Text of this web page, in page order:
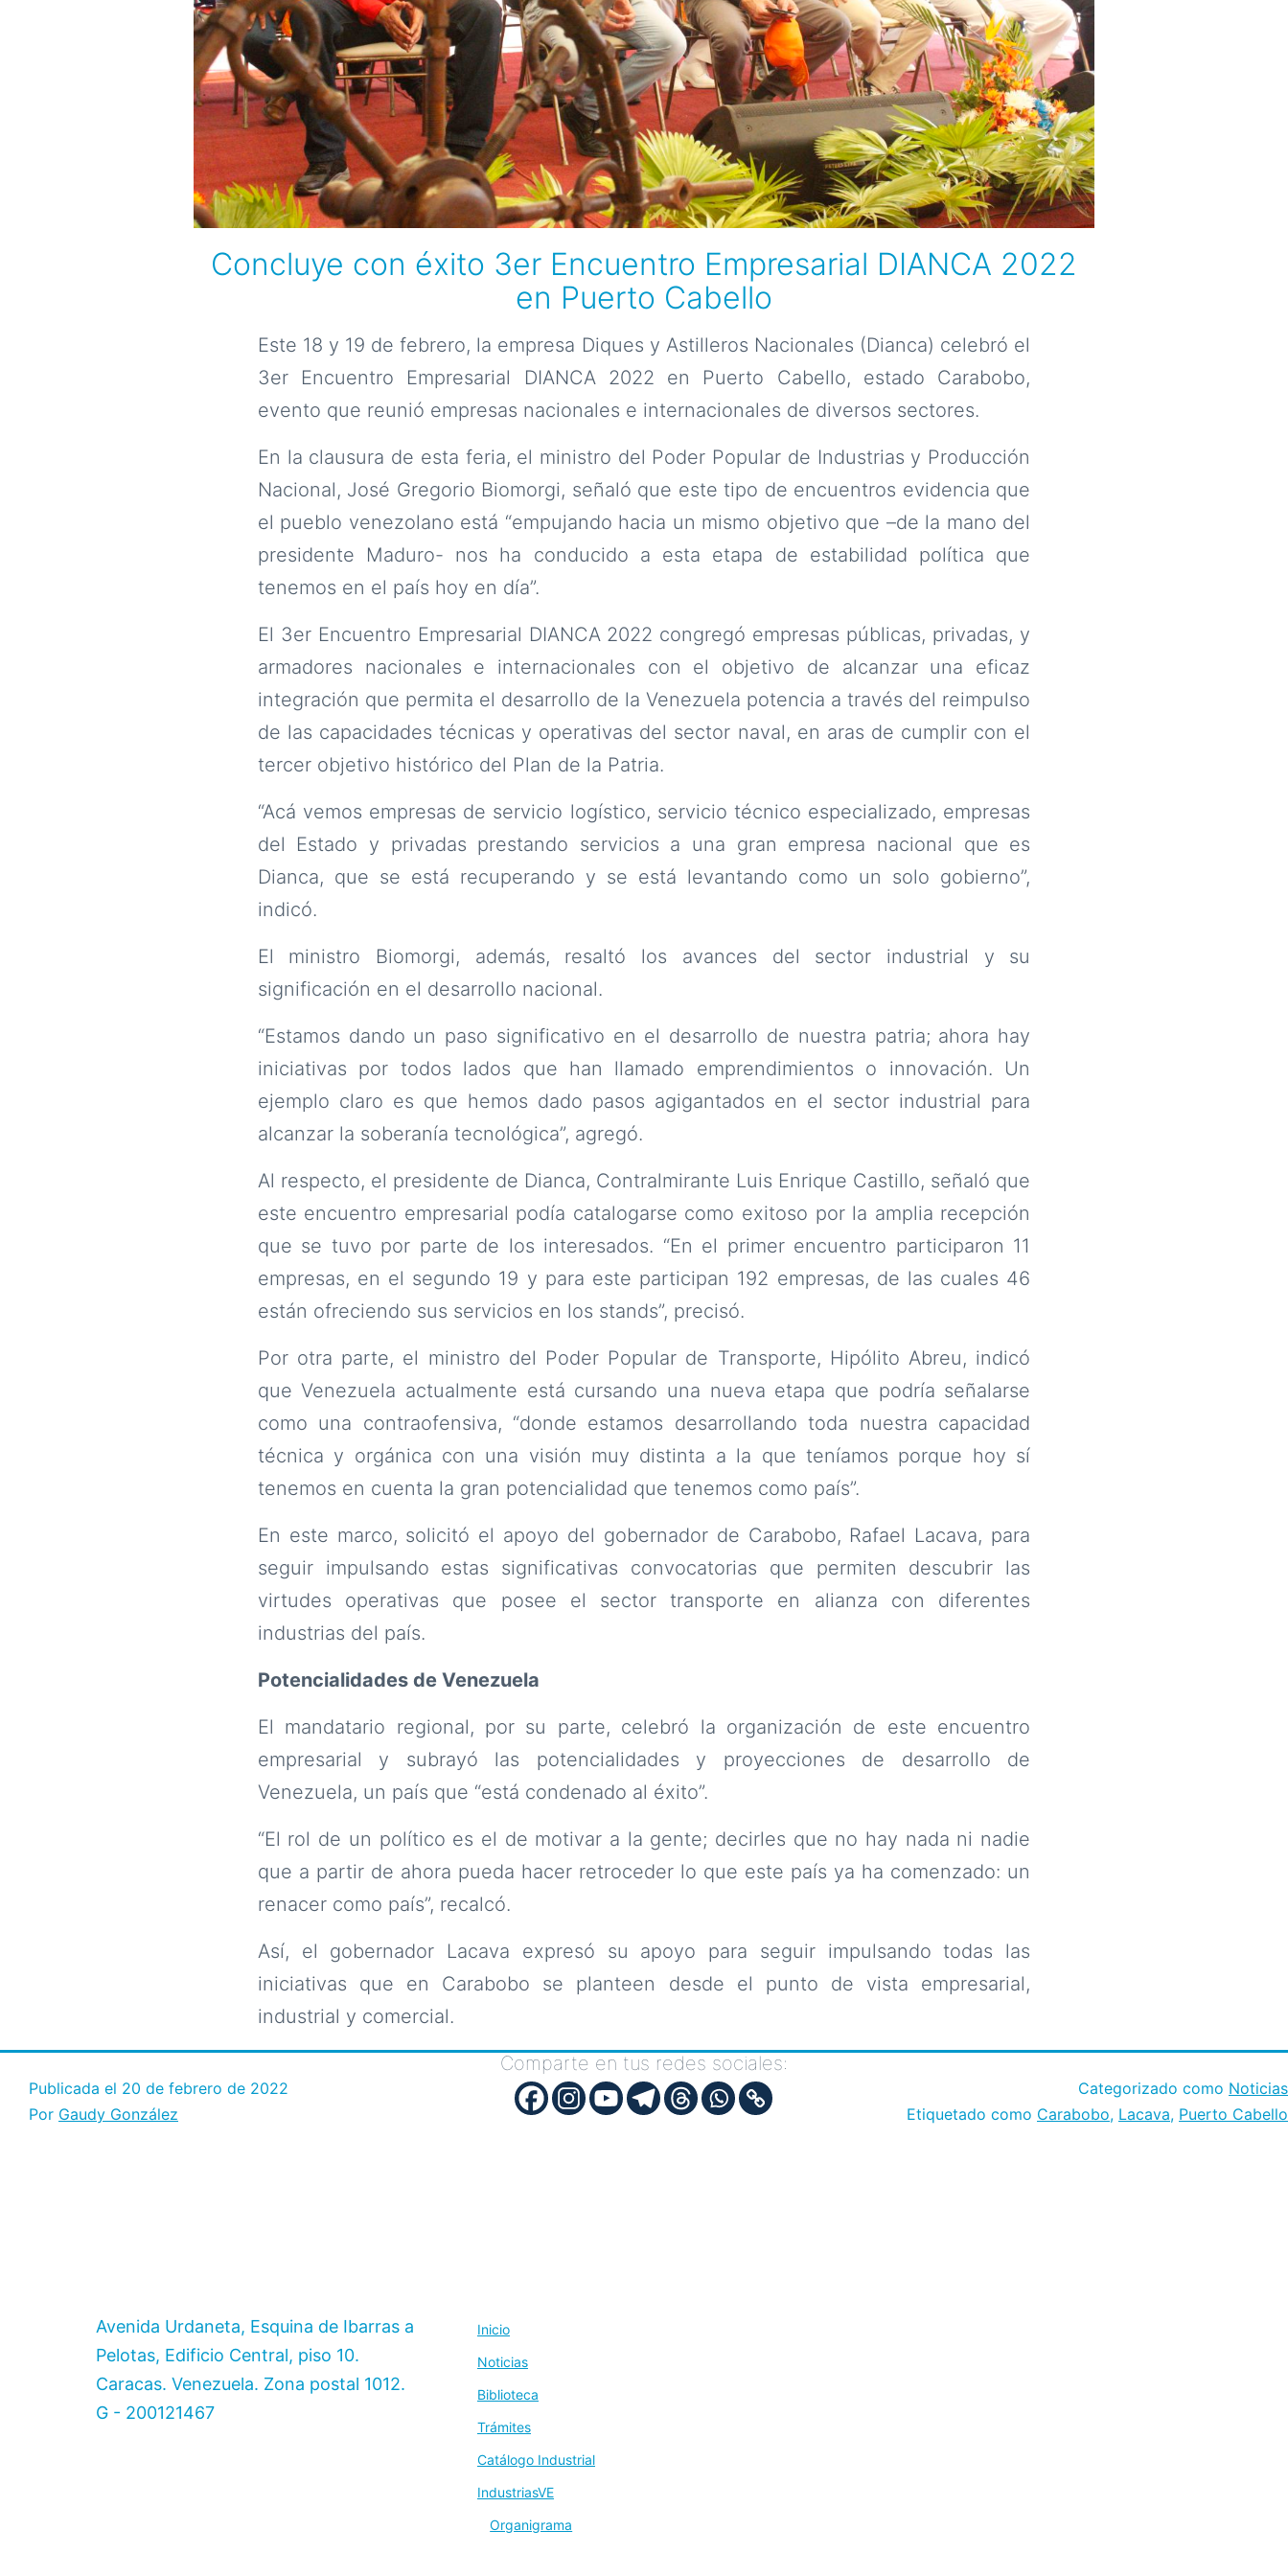
Concluye con éxito 3er Encuentro Empresarial DIANCA 2022
en Puerto Cabello
Este 18 y 19 de febrero, la empresa Diques y Astilleros Nacionales (Dianca) celebró el
3er Encuentro Empresarial DIANCA 2022 en Puerto Cabello, estado Carabobo,
evento que reunió empresas nacionales e internacionales de diversos sectores.
En la clausura de esta feria, el ministro del Poder Popular de Industrias y Producción
Nacional, José Gregorio Biomorgi, señaló que este tipo de encuentros evidencia que
el pueblo venezolano está “empujando hacia un mismo objetivo que –de la mano del
presidente Maduro- nos ha conducido a esta etapa de estabilidad política que
tenemos en el país hoy en día”.
El 3er Encuentro Empresarial DIANCA 2022 congregó empresas públicas, privadas, y
armadores nacionales e internacionales con el objetivo de alcanzar una eficaz
integración que permita el desarrollo de la Venezuela potencia a través del reimpulso
de las capacidades técnicas y operativas del sector naval, en aras de cumplir con el
tercer objetivo histórico del Plan de la Patria.
“Acá vemos empresas de servicio logístico, servicio técnico especializado, empresas
del Estado y privadas prestando servicios a una gran empresa nacional que es
Dianca, que se está recuperando y se está levantando como un solo gobierno”,
indicó.
El ministro Biomorgi, además, resaltó los avances del sector industrial y su
significación en el desarrollo nacional.
“Estamos dando un paso significativo en el desarrollo de nuestra patria; ahora hay
iniciativas por todos lados que han llamado emprendimientos o innovación. Un
ejemplo claro es que hemos dado pasos agigantados en el sector industrial para
alcanzar la soberanía tecnológica”, agregó.
Al respecto, el presidente de Dianca, Contralmirante Luis Enrique Castillo, señaló que
este encuentro empresarial podía catalogarse como exitoso por la amplia recepción
que se tuvo por parte de los interesados. “En el primer encuentro participaron 11
empresas, en el segundo 19 y para este participan 192 empresas, de las cuales 46
están ofreciendo sus servicios en los stands”, precisó.
Por otra parte, el ministro del Poder Popular de Transporte, Hipólito Abreu, indicó
que Venezuela actualmente está cursando una nueva etapa que podría señalarse
como una contraofensiva, “donde estamos desarrollando toda nuestra capacidad
técnica y orgánica con una visión muy distinta a la que teníamos porque hoy sí
tenemos en cuenta la gran potencialidad que tenemos como país”.
En este marco, solicitó el apoyo del gobernador de Carabobo, Rafael Lacava, para
seguir impulsando estas significativas convocatorias que permiten descubrir las
virtudes operativas que posee el sector transporte en alianza con diferentes
industrias del país.
Potencialidades de Venezuela
El mandatario regional, por su parte, celebró la organización de este encuentro
empresarial y subrayó las potencialidades y proyecciones de desarrollo de
Venezuela, un país que “está condenado al éxito”.
“El rol de un político es el de motivar a la gente; decirles que no hay nada ni nadie
que a partir de ahora pueda hacer retroceder lo que este país ya ha comenzado: un
renacer como país”, recalcó.
Así, el gobernador Lacava expresó su apoyo para seguir impulsando todas las
iniciativas que en Carabobo se planteen desde el punto de vista empresarial,
industrial y comercial.
Comparte en tus redes sociales:
Publicada el 20 de febrero de 2022
Por Gaudy González
Categorizado como Noticias
Etiquetado como Carabobo, Lacava, Puerto Cabello
Avenida Urdaneta, Esquina de Ibarras a
Pelotas, Edificio Central, piso 10.
Caracas. Venezuela. Zona postal 1012.
G - 200121467
Inicio
Noticias
Biblioteca
Trámites
Catálogo Industrial
IndustriasVE
Organigrama